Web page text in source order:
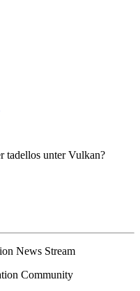
tadellos unter Vulkan?
News Stream
Community